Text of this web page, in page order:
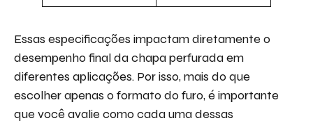
Essas especificações impactam diretamente o
desempenho final da chapa perfurada em
diferentes aplicações. Por isso, mais do que
escolher apenas o formato do furo, é importante
que você avalie como cada uma dessas